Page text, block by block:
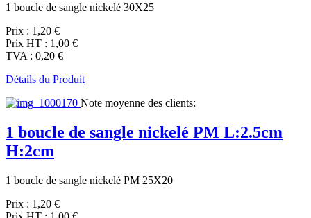
1 boucle de sangle nickelé 30X25
Prix : 1,20 €
Prix HT : 1,00 €
TVA : 0,20 €
Détails du Produit
Note moyenne des clients:
1 boucle de sangle nickelé PM L:2.5cm
H:2cm
1 boucle de sangle nickelé PM 25X20
Prix : 1,20 €